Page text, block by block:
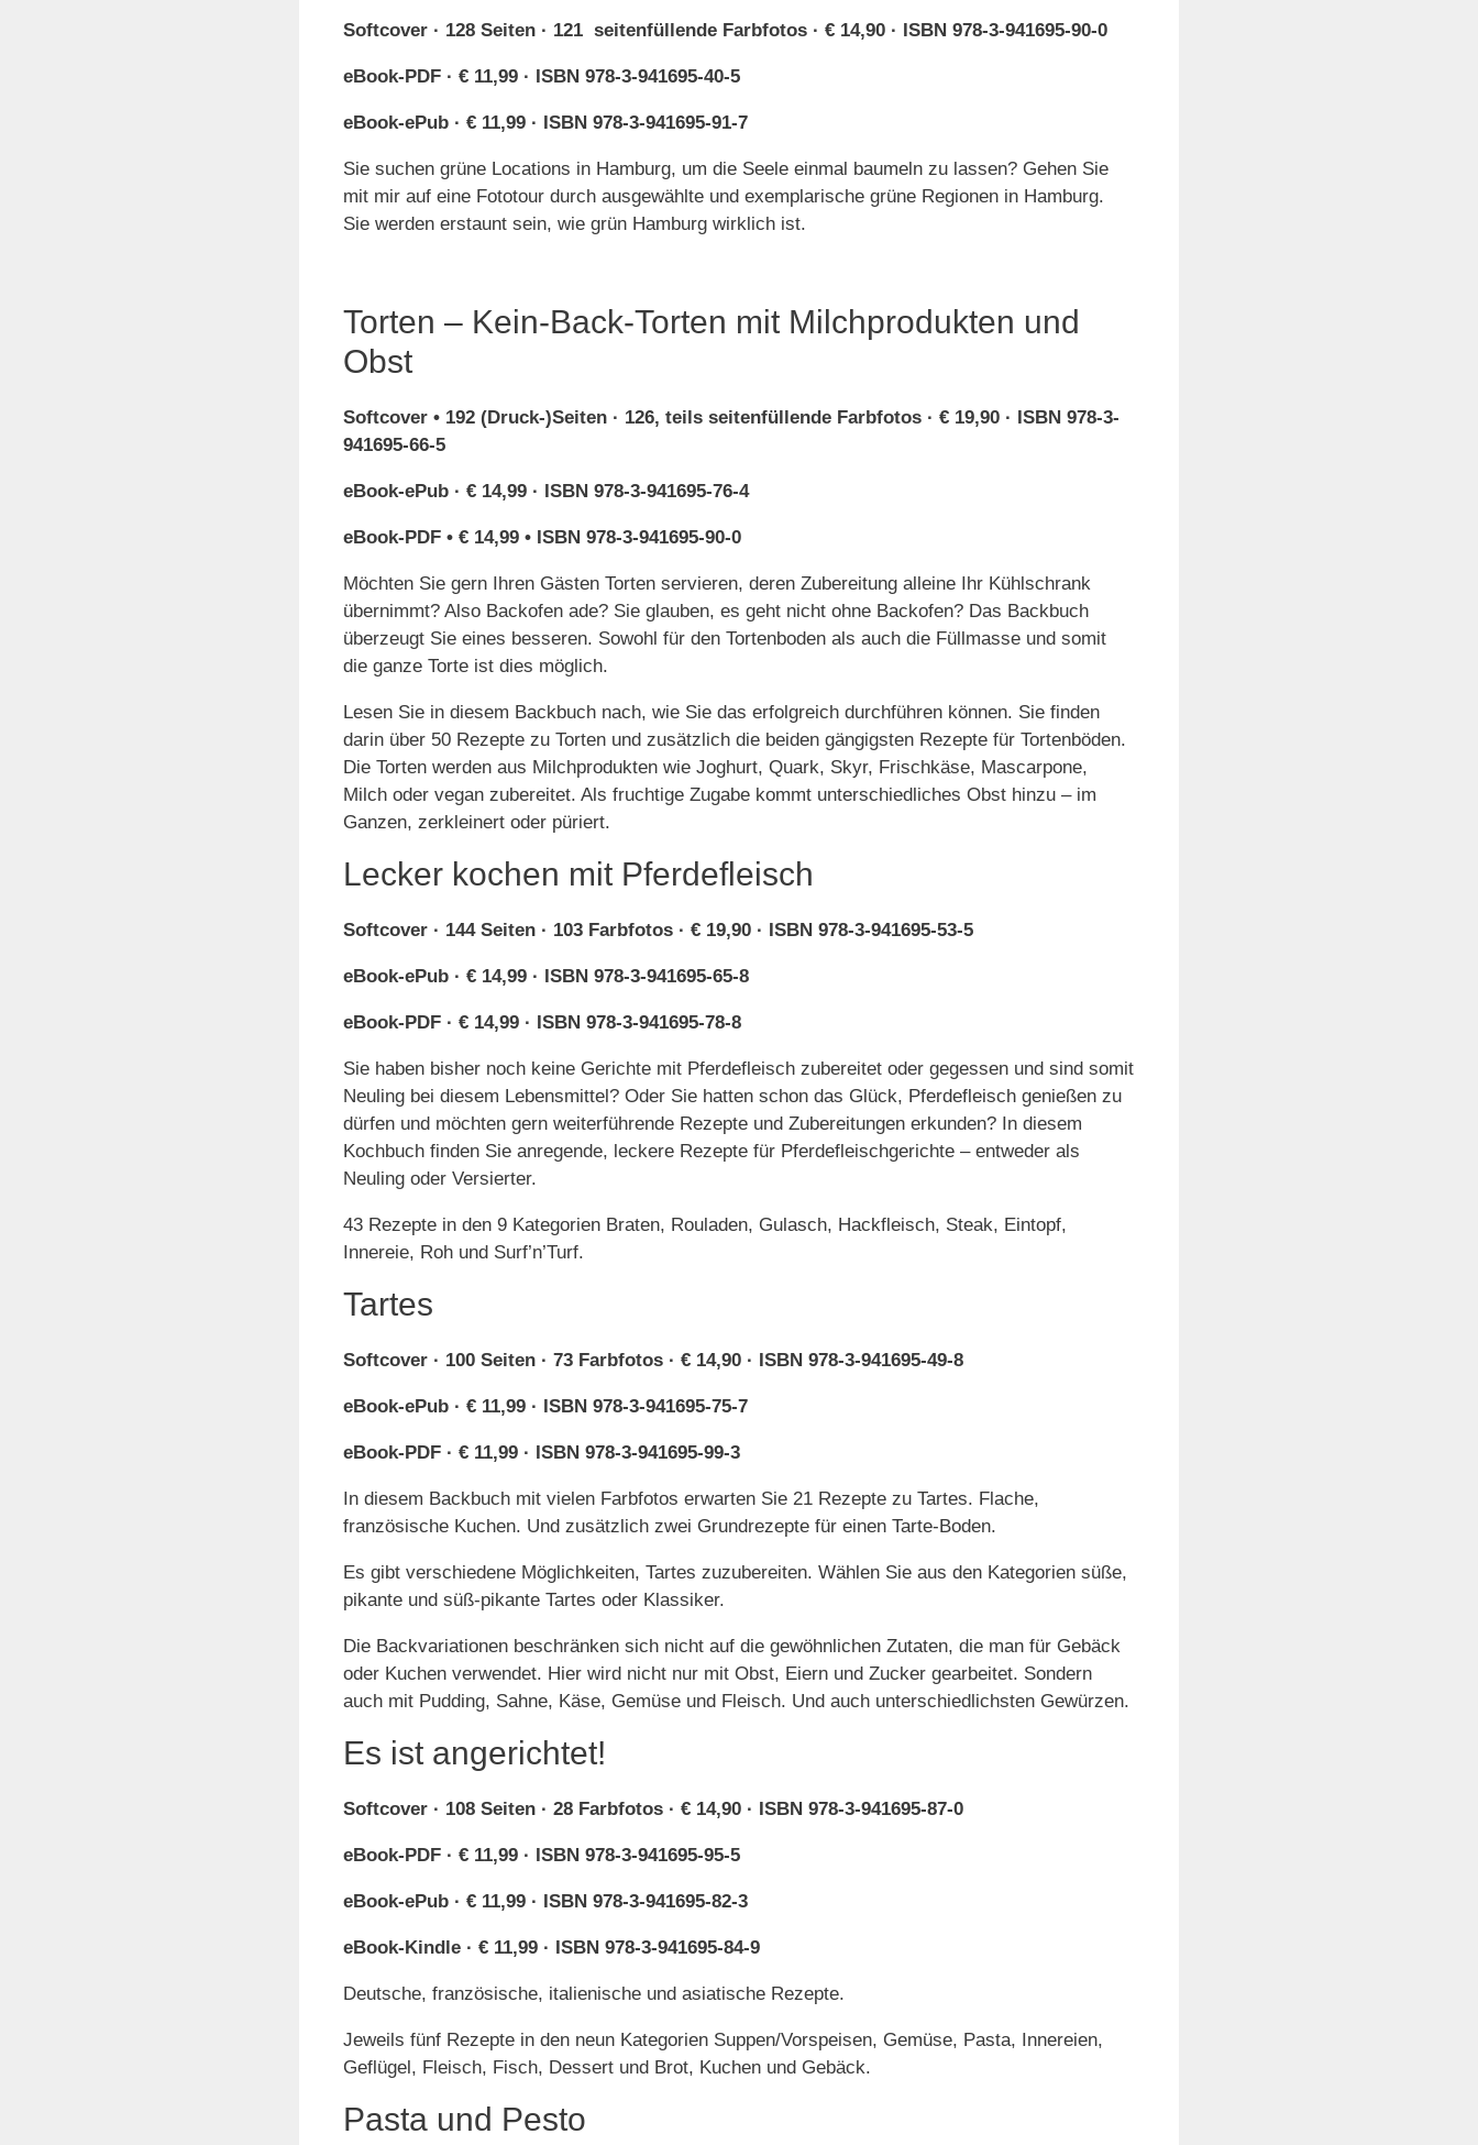
Softcover · 128 Seiten · 121 seitenfüllende Farbfotos · € 14,90 · ISBN 978-3-941695-90-0
eBook-PDF · € 11,99 · ISBN 978-3-941695-40-5
eBook-ePub · € 11,99 · ISBN 978-3-941695-91-7
Sie suchen grüne Locations in Hamburg, um die Seele einmal baumeln zu lassen? Gehen Sie
mit mir auf eine Fototour durch ausgewählte und exemplarische grüne Regionen in Hamburg.
Sie werden erstaunt sein, wie grün Hamburg wirklich ist.
Torten – Kein-Back-Torten mit Milchprodukten und
Obst
Softcover • 192 (Druck-)Seiten · 126, teils seitenfüllende Farbfotos · € 19,90 · ISBN 978-3-
941695-66-5
eBook-ePub · € 14,99 · ISBN 978-3-941695-76-4
eBook-PDF • € 14,99 • ISBN 978-3-941695-90-0
Möchten Sie gern Ihren Gästen Torten servieren, deren Zubereitung alleine Ihr Kühlschrank
übernimmt? Also Backofen ade? Sie glauben, es geht nicht ohne Backofen? Das Backbuch
überzeugt Sie eines besseren. Sowohl für den Tortenboden als auch die Füllmasse und somit
die ganze Torte ist dies möglich.
Lesen Sie in diesem Backbuch nach, wie Sie das erfolgreich durchführen können. Sie finden
darin über 50 Rezepte zu Torten und zusätzlich die beiden gängigsten Rezepte für Tortenböden.
Die Torten werden aus Milchprodukten wie Joghurt, Quark, Skyr, Frischkäse, Mascarpone,
Milch oder vegan zubereitet. Als fruchtige Zugabe kommt unterschiedliches Obst hinzu – im
Ganzen, zerkleinert oder püriert.
Lecker kochen mit Pferdefleisch
Softcover · 144 Seiten · 103 Farbfotos · € 19,90 · ISBN 978-3-941695-53-5
eBook-ePub · € 14,99 · ISBN 978-3-941695-65-8
eBook-PDF · € 14,99 · ISBN 978-3-941695-78-8
Sie haben bisher noch keine Gerichte mit Pferdefleisch zubereitet oder gegessen und sind somit
Neuling bei diesem Lebensmittel? Oder Sie hatten schon das Glück, Pferdefleisch genießen zu
dürfen und möchten gern weiterführende Rezepte und Zubereitungen erkunden? In diesem
Kochbuch finden Sie anregende, leckere Rezepte für Pferdefleischgerichte – entweder als
Neuling oder Versierter.
43 Rezepte in den 9 Kategorien Braten, Rouladen, Gulasch, Hackfleisch, Steak, Eintopf,
Innereie, Roh und Surf’n’Turf.
Tartes
Softcover · 100 Seiten · 73 Farbfotos · € 14,90 · ISBN 978-3-941695-49-8
eBook-ePub · € 11,99 · ISBN 978-3-941695-75-7
eBook-PDF · € 11,99 · ISBN 978-3-941695-99-3
In diesem Backbuch mit vielen Farbfotos erwarten Sie 21 Rezepte zu Tartes. Flache,
französische Kuchen. Und zusätzlich zwei Grundrezepte für einen Tarte-Boden.
Es gibt verschiedene Möglichkeiten, Tartes zuzubereiten. Wählen Sie aus den Kategorien süße,
pikante und süß-pikante Tartes oder Klassiker.
Die Backvariationen beschränken sich nicht auf die gewöhnlichen Zutaten, die man für Gebäck
oder Kuchen verwendet. Hier wird nicht nur mit Obst, Eiern und Zucker gearbeitet. Sondern
auch mit Pudding, Sahne, Käse, Gemüse und Fleisch. Und auch unterschiedlichsten Gewürzen.
Es ist angerichtet!
Softcover · 108 Seiten · 28 Farbfotos · € 14,90 · ISBN 978-3-941695-87-0
eBook-PDF · € 11,99 · ISBN 978-3-941695-95-5
eBook-ePub · € 11,99 · ISBN 978-3-941695-82-3
eBook-Kindle · € 11,99 · ISBN 978-3-941695-84-9
Deutsche, französische, italienische und asiatische Rezepte.
Jeweils fünf Rezepte in den neun Kategorien Suppen/Vorspeisen, Gemüse, Pasta, Innereien,
Geflügel, Fleisch, Fisch, Dessert und Brot, Kuchen und Gebäck.
Pasta und Pesto